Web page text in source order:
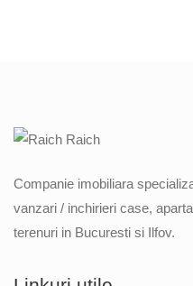
Companie imobiliara
vanzari / inchirieri case,
terenuri in Bucuresti si Ilfov.